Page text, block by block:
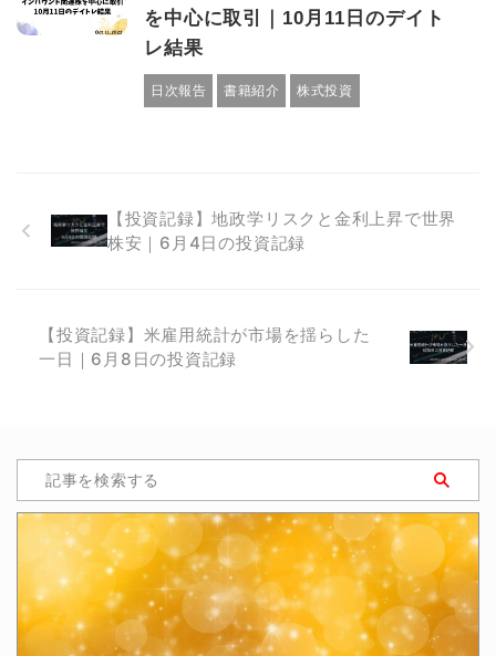
を中心に取引｜10月11日のデイト
レ結果
日次報告 書籍紹介 株式投資
【投資記録】地政学リスクと金利上昇で世界
株安｜6月4日の投資記録
【投資記録】米雇用統計が市場を揺らした
一日｜6月8日の投資記録